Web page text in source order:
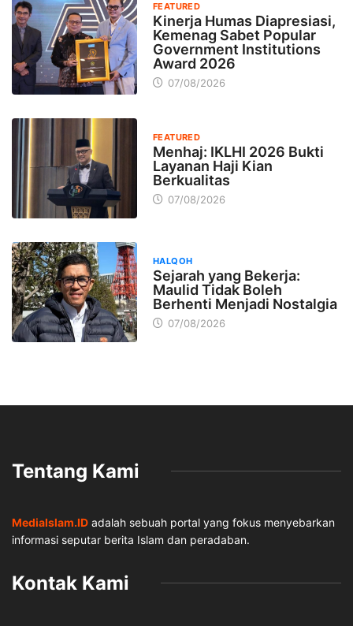
FEATURED
Kinerja Humas Diapresiasi,
Kemenag Sabet Popular
Government Institutions
Award 2026
07/08/2026
FEATURED
Menhaj: IKLHI 2026 Bukti
Layanan Haji Kian
Berkualitas
07/08/2026
HALQOH
Sejarah yang Bekerja:
Maulid Tidak Boleh
Berhenti Menjadi Nostalgia
07/08/2026
Tentang Kami
MediaIslam.ID adalah sebuah portal yang fokus menyebarkan
informasi seputar berita Islam dan peradaban.
Kontak Kami